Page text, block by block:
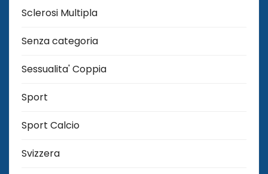
Sclerosi Multipla
Senza categoria
Sessualita' Coppia
Sport
Sport Calcio
Svizzera